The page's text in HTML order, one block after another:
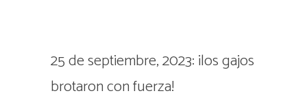
25 de septiembre, 2023: ¡los gajos
brotaron con fuerza!